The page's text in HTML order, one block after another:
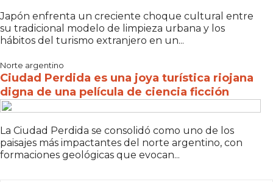
Japón enfrenta un creciente choque cultural entre
su tradicional modelo de limpieza urbana y los
hábitos del turismo extranjero en un...
Norte argentino
Ciudad Perdida es una joya turística riojana
digna de una película de ciencia ficción
La Ciudad Perdida se consolidó como uno de los
paisajes más impactantes del norte argentino, con
formaciones geológicas que evocan...